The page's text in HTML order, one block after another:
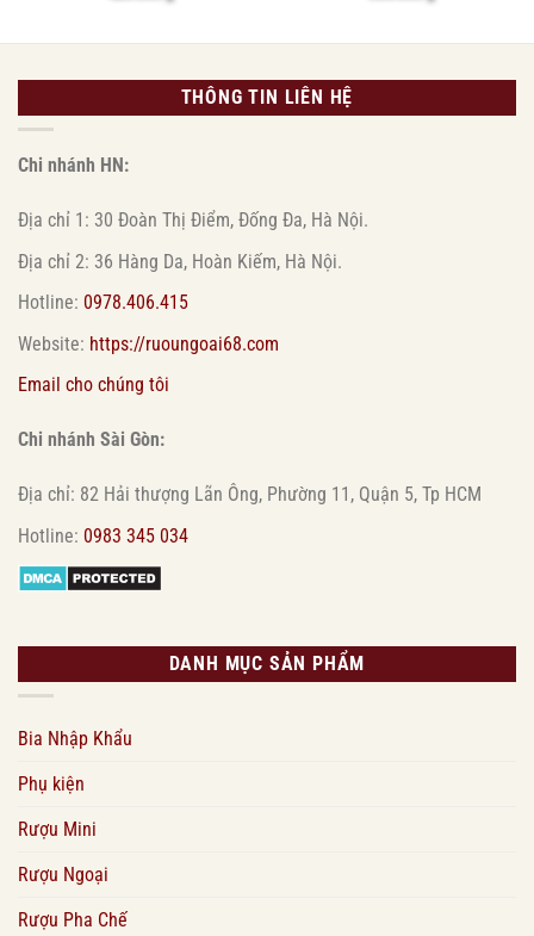
THÔNG TIN LIÊN HỆ
Chi nhánh HN:
Địa chỉ 1: 30 Đoàn Thị Điểm, Đống Đa, Hà Nội.
Địa chỉ 2: 36 Hàng Da, Hoàn Kiếm, Hà Nội.
Hotline: 0978.406.415
Website: https://ruoungoai68.com
Email cho chúng tôi
Chi nhánh Sài Gòn:
Địa chỉ: 82 Hải thượng Lãn Ông, Phường 11, Quận 5, Tp HCM
Hotline: 0983 345 034
DANH MỤC SẢN PHẨM
Bia Nhập Khẩu
Phụ kiện
Rượu Mini
Rượu Ngoại
Rượu Pha Chế